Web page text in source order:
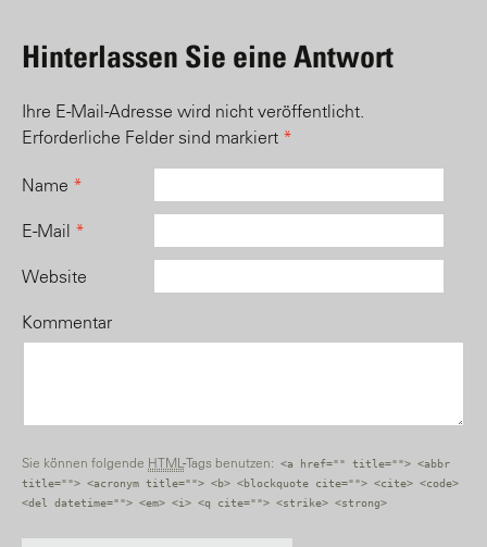
Hinterlassen Sie eine Antwort
Ihre E-Mail-Adresse wird nicht veröffentlicht.
Erforderliche Felder sind markiert *
Name *
E-Mail *
Website
Kommentar
Sie können folgende HTML-Tags benutzen:
<a href="" title=""> <abbr
title=""> <acronym title=""> <b> <blockquote cite=""> <cite> <code>
<del datetime=""> <em> <i> <q cite=""> <strike> <strong>